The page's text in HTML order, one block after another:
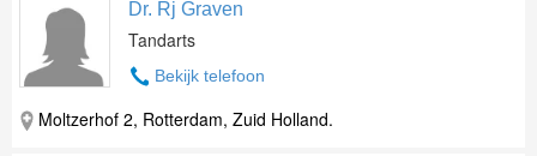
Dr. Rj Graven
Tandarts
Bekijk telefoon
Moltzerhof 2, Rotterdam, Zuid Holland.